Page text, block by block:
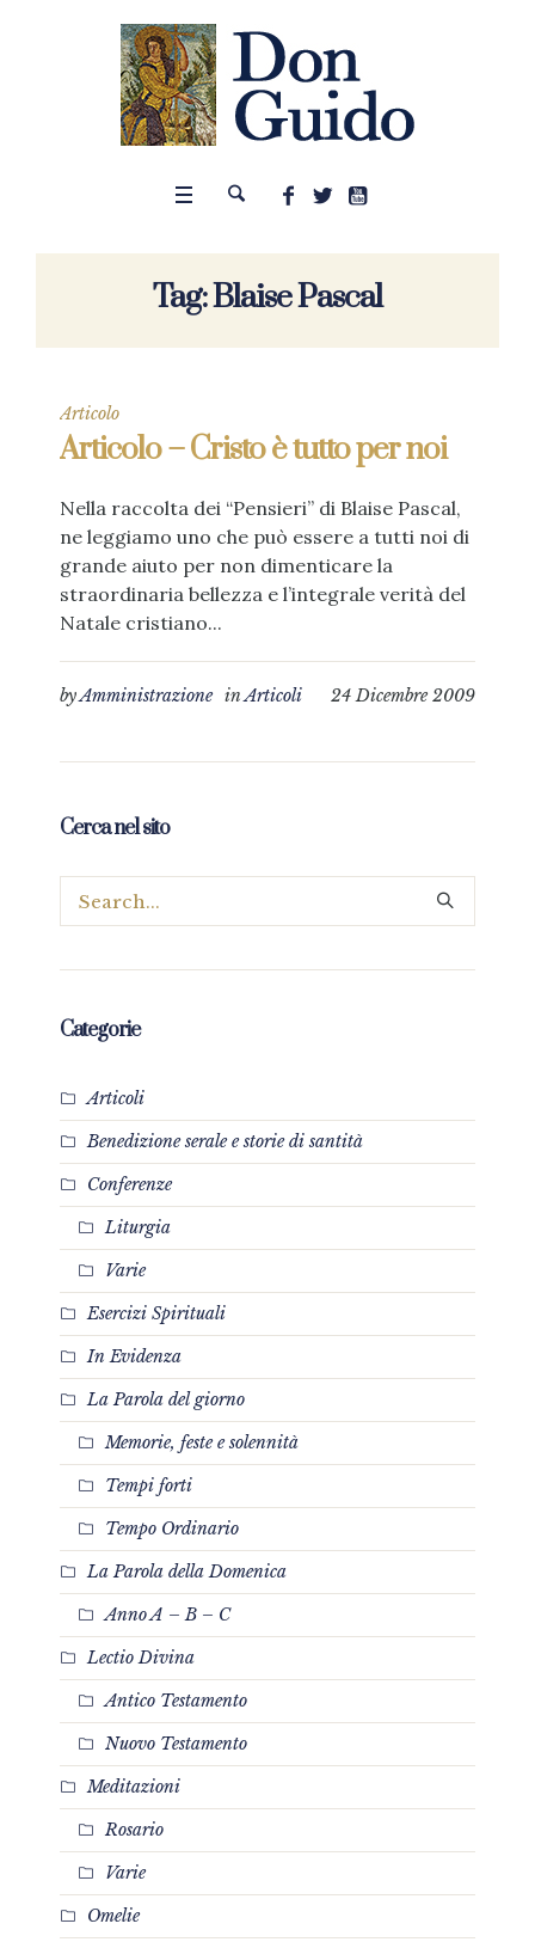
Tag:Blaise Pascal
Articolo
Articolo – Cristo è tutto per noi
Nella raccolta dei “Pensieri” di Blaise Pascal,
ne leggiamo uno che può essere a tutti noi di
grande aiuto per non dimenticare la
straordinaria bellezza e l’integrale verità del
Natale cristiano...
24 Dicembre 2009
byAmministrazione inArticoli
Cerca nel sito
Categorie
Articoli
Benedizione serale e storie di santità
Conferenze
Liturgia
Varie
Esercizi Spirituali
In Evidenza
La Parola del giorno
Memorie, feste e solennità
Tempi forti
Tempo Ordinario
La Parola della Domenica
Anno A – B – C
Lectio Divina
Antico Testamento
Nuovo Testamento
Meditazioni
Rosario
Varie
Omelie